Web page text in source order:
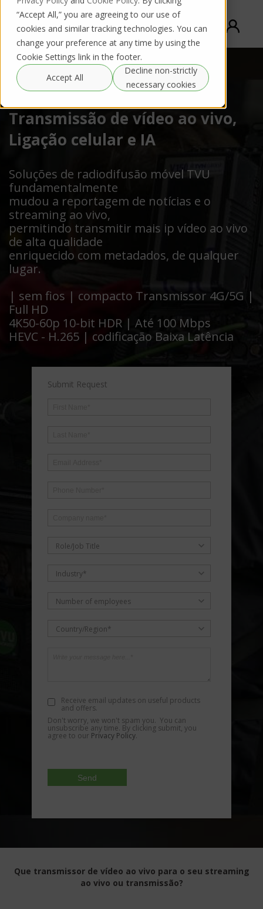
“Accept All,” you are agreeing to our use of
cookies and similar tracking technologies. You can
change your preference at any time by using the
Cookie Settings link in the footer.
Accept All
Decline non-strictly
necessary cookies
Transmissão de vídeo ao vivo,
Ligação celular e IA
Soluções de radiodifusão móvel TVU
fundamentalmente
mudou a reportagem de notícias e o
streaming ao vivo,
permitindo transmitir mais ip vídeo ao vivo
de alta qualidade
enriquecido com metadados, de qualquer
lugar.
| sem fios | compacto Transmissor 4G/5G |
Full HD
4K50-60p 10-bit HDR | Até 100 Mbps
HEVC - H.265 | codificação Baixa Latência
Submit Request
Role/Job Title
Industry*
Number of employees
Country/Region*
Receive email updates on useful products
and offers.
Don't worry, we won't spam you. You can
unsubscribe any time. By clicking submit, you
agree to our Privacy Policy.
Que transmissor de vídeo ao vivo para o seu streaming
ao vivo ou transmissão?